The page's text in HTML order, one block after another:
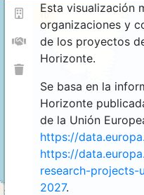
Esta visualización
organizaciones y
de los proyectos
Horizonte.
Se basa en la
Horizonte
de la Unión
https://
https://
research-projects-
2027.
10